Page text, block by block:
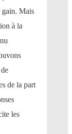
gain. Mais
à la
de la part
les